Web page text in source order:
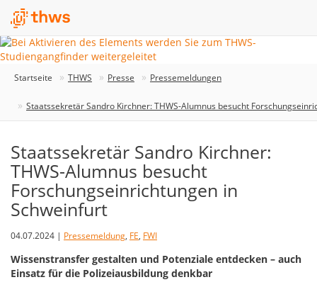
Startseite THWS Presse Pressemeldungen
Staatssekretär Sandro Kirchner: THWS-Alumnus besucht
Staatssekretär Sandro Kirchner:
THWS-Alumnus besucht
Forschungseinrichtungen in
Schweinfurt
04.07.2024 | Pressemeldung, FE, FWI
Wissenstransfer gestalten und Potenziale entdecken – auch
Einsatz für die Polizeiausbildung denkbar